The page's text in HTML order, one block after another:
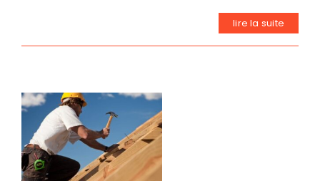
lire la suite